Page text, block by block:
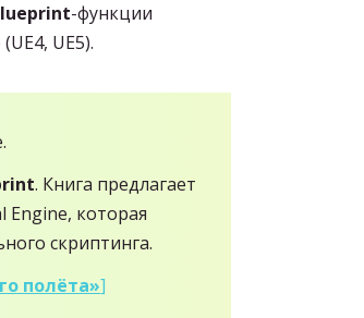
-функции
UE5).
. Книга предлагает
Engine, которая
скриптинга.
полёта»]